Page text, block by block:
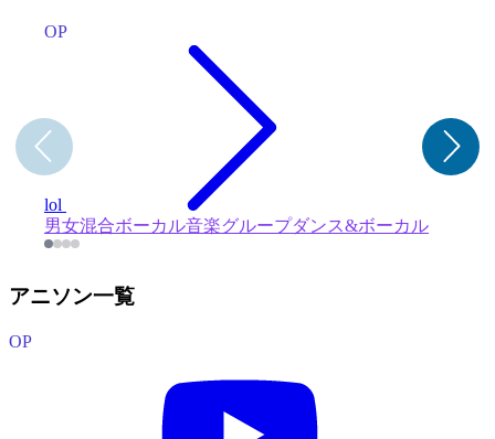
OP
lol
男女混合ボーカル音楽グループダンス&ボーカル
アニソン一覧
OP